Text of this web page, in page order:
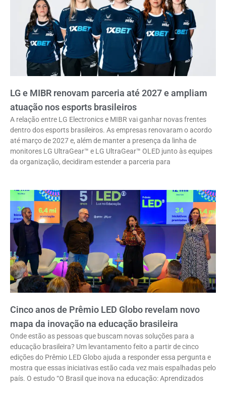
LG e MIBR renovam parceria até 2027 e ampliam
atuação nos esports brasileiros
A relação entre LG Electronics e MIBR vai ganhar novas frentes
dentro dos esports brasileiros. As empresas renovaram o acordo
até março de 2027 e, além de manter a presença da linha de
monitores LG UltraGear™ e LG UltraGear™ OLED junto às equipes
da organização, decidiram estender a parceria para
Cinco anos de Prêmio LED Globo revelam novo
mapa da inovação na educação brasileira
Onde estão as pessoas que buscam novas soluções para a
educação brasileira? Um levantamento feito a partir de cinco
edições do Prêmio LED Globo ajuda a responder essa pergunta e
mostra que essas iniciativas estão cada vez mais espalhadas pelo
país. O estudo “O Brasil que inova na educação: Aprendizados